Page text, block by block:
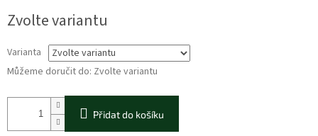
cena:
Zvolte variantu
Varianta
Můžeme doručit do: Zvolte variantu
Přidat do košíku